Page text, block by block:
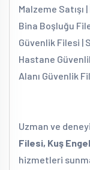
Malzeme Satışı
Bina Boşluğu
Güvenlik Filesi |
Hastane
Alanı Güvenlik
Uzman ve
Filesi, Kuş
hizmetleri